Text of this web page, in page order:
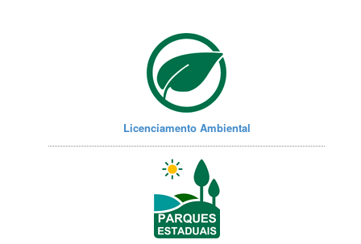
Licenciamento Ambiental